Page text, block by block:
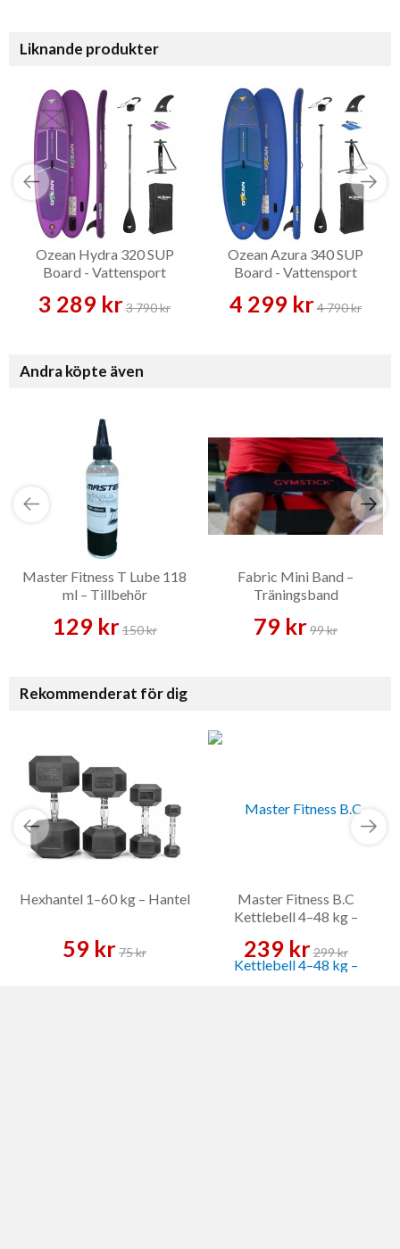
Liknande produkter
Ozean Hydra 320 SUP
Board - Vattensport
3 289 kr3 790 kr
Ozean Azura 340 SUP
Board - Vattensport
4 299 kr4 790 kr
Andra köpte även
Master Fitness T Lube 118
ml – Tillbehör
129 kr150 kr
Fabric Mini Band –
Träningsband
79 kr99 kr
Rekommenderat för dig
Hexhantel 1–60 kg – Hantel
59 kr75 kr
Master Fitness B.C
Kettlebell 4–48 kg –
239 kr299 kr